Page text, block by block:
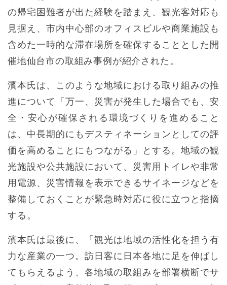
の帰宅困難者が出た経験を踏まえ、観光客対応も
見据え、市内中心部のオフィスビルや商業施設も
含めた一時的な滞在場所を確保することとした開
催地仙台市の取組み事例が紹介された。
濱本氏は、このような地域における取り組みの推
進について「万一、災害が発生した場合でも、安
全・安心が確保される環境づくりを進めること
は、中長期的にもデスティネーションとしての評
価を高めることにもつながる」とする。地域の観
光施設や公共施設において、災害用トイレや非常
用電源、災害情報を表示できるサイネージなどを
整備しておくことが緊急時対応に役に立つと指摘
する。
濱本氏は最後に、「観光は地域の活性化を担う有
力な産業の一つ。訪日客に日本各地に足を伸ばし
てもらえるよう、各地域の取組みを部署横断でサ